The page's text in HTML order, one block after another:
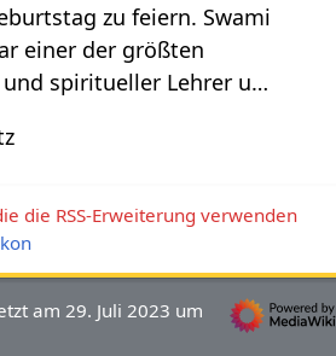
zu feiern. Swami
einer der größten
spiritueller Lehrer u…
die RSS-Erweiterung verwenden
am 29. Juli 2023 um